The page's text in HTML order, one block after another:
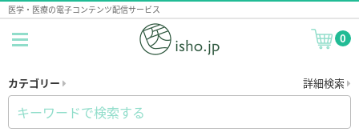
医学・医療の電子コンテンツ配信サービス
0
カテゴリー 詳細検索